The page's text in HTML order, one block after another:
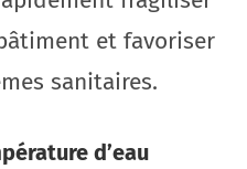
et favoriser
sanitaires.
d’eau